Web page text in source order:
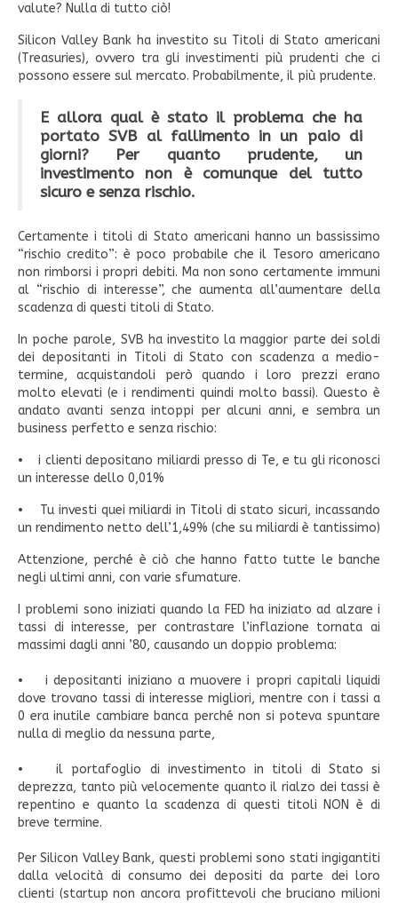
valute? Nulla di tutto ciò!
Silicon Valley Bank ha investito su Titoli di Stato americani
(Treasuries), ovvero tra gli investimenti più prudenti che ci
possono essere sul mercato. Probabilmente, il più prudente.
E allora qual è stato il problema che ha
portato SVB al fallimento in un paio di
giorni? Per quanto prudente, un
investimento non è comunque del tutto
sicuro e senza rischio.
Certamente i titoli di Stato americani hanno un bassissimo
“rischio credito”: è poco probabile che il Tesoro americano
non rimborsi i propri debiti. Ma non sono certamente immuni
al “rischio di interesse”, che aumenta all’aumentare della
scadenza di questi titoli di Stato.
In poche parole, SVB ha investito la maggior parte dei soldi
dei depositanti in Titoli di Stato con scadenza a medio-
termine, acquistandoli però quando i loro prezzi erano
molto elevati (e i rendimenti quindi molto bassi). Questo è
andato avanti senza intoppi per alcuni anni, e sembra un
business perfetto e senza rischio:
• i clienti depositano miliardi presso di Te, e tu gli riconosci
un interesse dello 0,01%
• Tu investi quei miliardi in Titoli di stato sicuri, incassando
un rendimento netto dell’1,49% (che su miliardi è tantissimo)
Attenzione, perché è ciò che hanno fatto tutte le banche
negli ultimi anni, con varie sfumature.
I problemi sono iniziati quando la FED ha iniziato ad alzare i
tassi di interesse, per contrastare l’inflazione tornata ai
massimi dagli anni ’80, causando un doppio problema:
• i depositanti iniziano a muovere i propri capitali liquidi
dove trovano tassi di interesse migliori, mentre con i tassi a
0 era inutile cambiare banca perché non si poteva spuntare
nulla di meglio da nessuna parte,
• il portafoglio di investimento in titoli di Stato si
deprezza, tanto più velocemente quanto il rialzo dei tassi è
repentino e quanto la scadenza di questi titoli NON è di
breve termine.
Per Silicon Valley Bank, questi problemi sono stati ingigantiti
dalla velocità di consumo dei depositi da parte dei loro
clienti (startup non ancora profittevoli che bruciano milioni